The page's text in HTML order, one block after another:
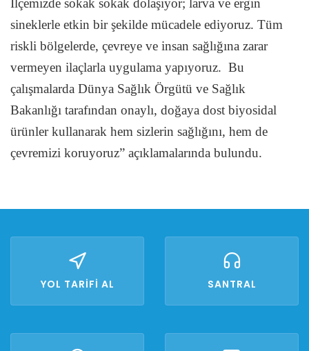
sineklerle etkin bir şekilde mücadele ediyoruz. Tüm
riskli bölgelerde, çevreye ve insan sağlığına zarar
vermeyen ilaçlarla uygulama yapıyoruz. Bu
çalışmalarda Dünya Sağlık Örgütü ve Sağlık
Bakanlığı tarafından onaylı, doğaya dost biyosidal
ürünler kullanarak hem sizlerin sağlığını, hem de
çevremizi koruyoruz” açıklamalarında bulundu.
YOL TARİFİ AL SANTRAL